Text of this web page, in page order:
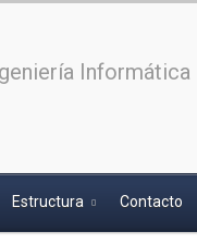
Informática
Estructura Contacto